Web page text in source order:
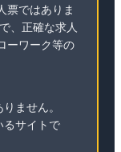
票ではありま
、正確な求人
ーワーク等の
ません。
るサイトで